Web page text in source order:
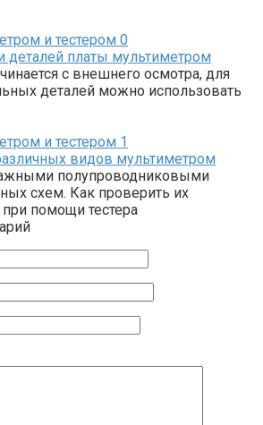
и тестером 0
деталей платы мультиметром
с внешнего осмотра, для
деталей можно использовать
и тестером 1
видов мультиметром
полупроводниковыми
схем. Как проверить их
помощи тестера